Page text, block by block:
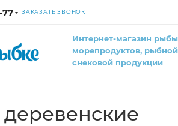
77 ЗАКАЗАТЬ ЗВОНОК
Интернет-магазин
морепродуктов,
снековой продукции
деревенские